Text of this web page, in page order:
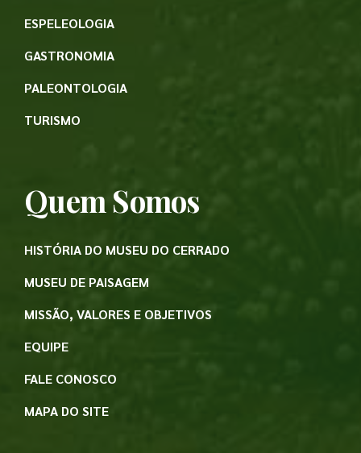
ESPELEOLOGIA
GASTRONOMIA
PALEONTOLOGIA
TURISMO
Quem Somos
HISTÓRIA DO MUSEU DO CERRADO
MUSEU DE PAISAGEM
MISSÃO, VALORES E OBJETIVOS
EQUIPE
FALE CONOSCO
MAPA DO SITE